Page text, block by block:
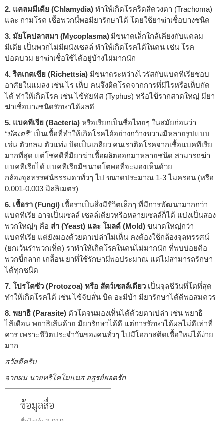
2. แคลมมีเดีย (Chlamydia) ทำให้เกิดโรคริดสีดวงตา (Trachoma)
และ กามโรค เชื้อพวกนี้พอมียารักษาได้ โดยใช้ยาฆ่าเชื้อบางชนิด
3. มัยโคปลาสมา (Mycoplasma) มีขนาดเล็กใกล้เคียงกับแคลม
มีเดีย เป็นพวกไม่มีผนังเซลล์ ทำให้เกิดโรคได้ในคน เช่น โรค
ปอดบวม ยาฆ่าเชื้อใช้ได้อยู่บ้างไม่มากนัก
4. ริคเกตเซีย (Richettsia) มีขนาดระหว่างไวรัสกับแบคทีเรียชอบ
อาศัยในแมลง เช่น ไร เห็บ คนจึงติดโรคจากการที่มีไรหรือเห็บกัด
ได้ ทำให้เกิดโรค เช่น ไข้ทัยฟัส (Typhus) หรือไข้รากสาดใหญ่ มียา
ฆ่าเชื้อบางชนิดรักษาได้ผลดี
5. แบคทีเรีย (Bacteria) หรือเรียกเป็นชื่อไทยๆ ในสมัยก่อนว่า
“บัคเตรี” เป็นเชื้อที่ทำให้เกิดโรคได้อย่างกว้างขวางมีหลายรูปแบบ
เช่น ตัวกลม ตัวแท่ง บิดเป็นเกลียว คนเราติดโรคจากเชื้อแบคทีเรีย
มากที่สุด แต่โชคดีที่มียาฆ่าเชื้อผลิตออกมาหลายชนิด สามารถฆ่า
แบคทีเรียได้ แบคทีเรียมีขนาดโตพอที่จะมองเห็นด้วย
กล้องจุลทรรศน์ธรรมดาทั่วๆ ไป ขนาดประมาณ 1-3 ไมครอน (หรือ
0.001-0.003 มิลลิเมตร)
6. เชื้อรา (Fungi) เชื้อราเป็นสิ่งมีชีวิตเล็กๆ ที่มีการพัฒนามากกว่า
แบคทีเรีย อาจเป็นเซลล์ เซลล์เดียวหรือหลายเซลล์ก็ได้ แบ่งเป็นสอง
พวกใหญ่ๆ คือ ส่า (Yeast) และ โมลด์ (Mold) ขนาดใหญ่กว่า
แบคทีเรีย แต่ยังมองด้วยตาเปล่าไม่เห็น คงต้องใช้กล้องจุลทรรศน์
(ยกเว้นรำพวกเห็ด) ราทำให้เกิดโรคในคนไม่มากนัก ที่พบบ่อยคือ
พวกขี้กลาก เกลื้อน ยาที่ใช้รักษามีพอประมาณ แต่ไม่สามารถรักษา
ได้ทุกชนิด
7. โปรโตซัว (Protozoa) หรือ สัตว์เซลล์เดียว เป็นจุลชีวันที่โตที่สุด
ทำให้เกิดโรคได้ เช่น ไข้จับสั่น บิด อะมีบ้า มียารักษาได้ดีพอสมควร
8. พยาธิ (Parasite) ตัวโตจนมองเห็นได้ด้วยตาเปล่า เช่น พยาธิ
ไส้เดือน พยาธิเส้นด้าย มียารักษาได้ดี แต่การรักษาได้ผลไม่ดีเท่าที่
ควร เพราะชีวิตประจำวันของคนทั่วๆ ไปมีโอกาสติดเชื้อใหม่ได้ง่าย
มาก
สวัสดีครับ
จากผม นายทริโคโมแนส อสูรย์ยอดรัก
ข้อมูลสื่อ